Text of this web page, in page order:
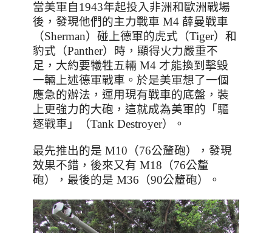
當美軍自1943年起投入非洲和歐洲戰場
後，發現他們的主力戰車 M4 薛曼戰車
（Sherman）碰上德軍的虎式（Tiger）和
豹式（Panther）時，顯得火力嚴重不
足，大約要犧牲五輛 M4 才能換到擊毀
一輛上述德軍戰車。於是美軍想了一個
應急的辦法，運用現有戰車的底盤，裝
上更強力的大砲，這就成為美軍的「驅
逐戰車」（Tank Destroyer）。
最先推出的是 M10 （76公釐砲），發現
效果不錯，後來又有 M18 （76公釐
砲），最後的是 M36 （90公釐砲）。